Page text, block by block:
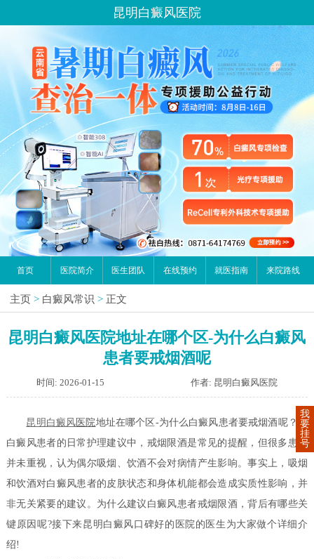
昆明白癜风医院
首页 医院简介 医生团队 在线预约 就医指南 来院路线
主页 > 白癜风常识 > 正文
昆明白癜风医院地址在哪个区-为什么白癜风
患者要戒烟酒呢
时间: 2026-01-15 作者: 昆明白癜风医院
昆明 白癜风 医院地址在哪个区-为什么白癜风患者要戒烟酒呢？在
白癜风患者的日常护理建议中，戒烟限酒是常见的提醒，但很多患者
并未重视，认为偶尔吸烟、饮酒不会对病情产生影响。事实上，吸烟
和饮酒对白癜风患者的皮肤状态和身体机能都会造成实质性影响，并
非无关紧要的建议。为什么建议白癜风患者戒烟限酒，背后有哪些关
键原因呢?接下来昆明白癜风口碑好的医院的医生为大家做个详细介
绍!
我
要
挂
号